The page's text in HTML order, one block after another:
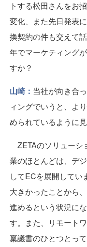
トする松田さんをお
変化、また先日発表
換契約の件も交えて
年でマーケティング
すか？
山崎： 当社が向き合
ィングでいうと、よ
められているように見
ZETAのソリューシ
業のほとんどは、デ
してECを展開してい
大きかったことから
進めるという状況に
す。また、リモート
稟議書のひとつとっ